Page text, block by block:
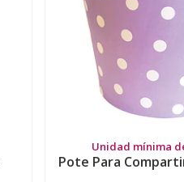
Unidad mínima
Pote Para